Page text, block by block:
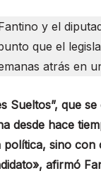
y el
que el
atrás en
Sueltos”, que
desde hace
sino
afirmó